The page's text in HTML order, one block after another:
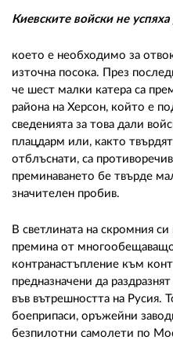
Киевските войски не
което е необходимо за
източна посока. През
че шест малки катера са
района на Херсон, който е
сведенията за това дали
плацдарм или, както
отблъснати, са
преминаването бе твърде
значителен пробив.
В светлината на скромния
премина от
контранастъпление към
предназначени да
във вътрешността на Русия.
боеприпаси, оръжейни
безпилотни самолети по